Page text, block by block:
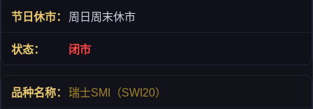
周日周末休市
闭市
瑞士SMI（SWI20）